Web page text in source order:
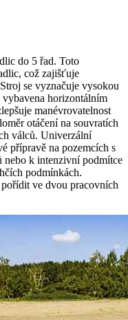
do 5 řad. Toto
což zajišťuje
se vyznačuje vysokou
horizontálním
manévrovatelnost
otáčení na souvratích
válců. Univerzální
přípravě na pozemcích s
k intenzivní podmítce
podmínkách.
ve dvou pracovních